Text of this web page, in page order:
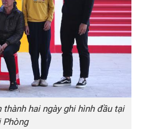
hai ngày ghi hình đầu tại
Phòng